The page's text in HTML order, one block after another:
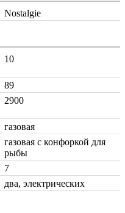
Nostalgie
10
89
2900
газовая
газовая с конфоркой для
рыбы
7
два, электрических